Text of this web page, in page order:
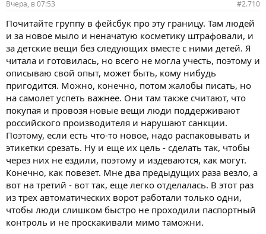
Вчера, в 07:53 #2.710
Почитайте группу в фейсбук про эту границу. Там людей
и за новое мыло и неначатую косметику штрафовали, и
за детские вещи без следующих вместе с ними детей. Я
читала и готовилась, но всего не могла учесть, поэтому и
описываю свой опыт, может быть, кому нибудь
пригодится. Можно, конечно, потом жалобы писать, но
на самолет успеть важнее. Они там также считают, что
покупая и провозя новые вещи люди поддерживают
российского производителя и нарушают санкции.
Поэтому, если есть что-то новое, надо распаковывать и
этикетки срезать. Ну и еще их цель - сделать так, чтобы
через них не ездили, поэтому и издеваются, как могут.
Конечно, как повезет. Мне два предыдущих раза везло, а
вот на третий - вот так, еще легко отделалась. В этот раз
из трех автоматических ворот работали только одни,
чтобы люди слишком быстро не проходили паспортный
контроль и не проскакивали мимо таможни.